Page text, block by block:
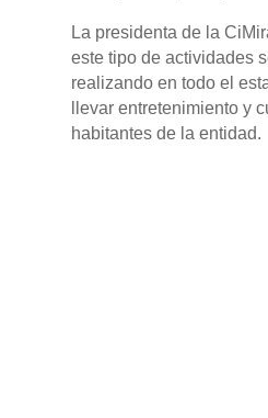
La presidenta de la
este tipo de actividades
realizando en todo el
llevar entretenimiento y
habitantes de la entidad.